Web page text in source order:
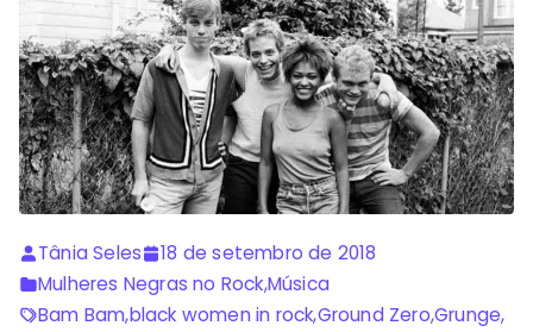
Tânia Seles
18 de setembro de 2018
Mulheres Negras no Rock,Música
Bam Bam,black women in rock,Ground Zero,Grunge,